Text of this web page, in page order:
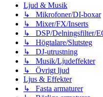
Ljud & Musik
↳ Mikrofoner/DI-boxar
↳ Mixer/FX/Inserts
↳ DSP/Delningsfilter/
↳ Högtalare/Slutsteg
↳ DJ-utrustning
↳ Musik/Ljudeffekter
↳ Övrigt ljud
Ljus & Effekter
↳ Fasta armaturer